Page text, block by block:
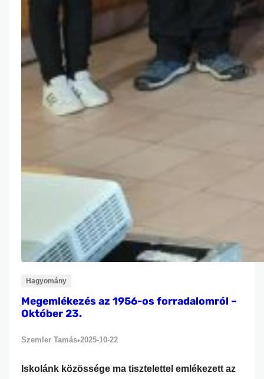
Hagyomány
Megemlékezés az 1956-os forradalomról –
Október 23.
Szemler Tamás•2025-10-22
Iskolánk közössége ma tisztelettel emlékezett az